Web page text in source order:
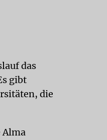
das
gibt
die
Alma